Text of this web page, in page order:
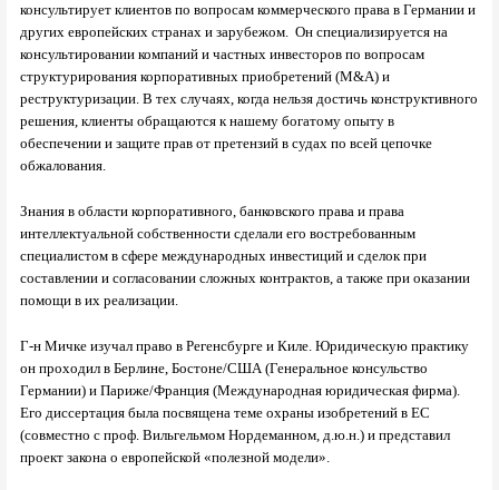
консультирует клиентов по вопросам коммерческого права в Германии и
других европейских странах и зарубежом. Он специализируется на
консультировании компаний и частных инвесторов по вопросам
структурирования корпоративных приобретений (M&A) и
реструктуризации. В тех случаях, когда нельзя достичь конструктивного
решения, клиенты обращаются к нашему богатому опыту в
обеспечении и защите прав от претензий в судах по всей цепочке
обжалования.
Знания в области корпоративного, банковского права и права
интеллектуальной собственности сделали его востребованным
специалистом в сфере международных инвестиций и сделок при
составлении и согласовании сложных контрактов, а также при оказании
помощи в их реализации.
Г-н Мичке изучал право в Регенсбурге и Киле. Юридическую практику
он проходил в Берлине, Бостоне/США (Генеральное консульство
Германии) и Париже/Франция (Международная юридическая фирма).
Его диссертация была посвящена теме охраны изобретений в ЕС
(совместно с проф. Вильгельмом Нордеманном, д.ю.н.) и представил
проект закона о европейской «полезной модели».